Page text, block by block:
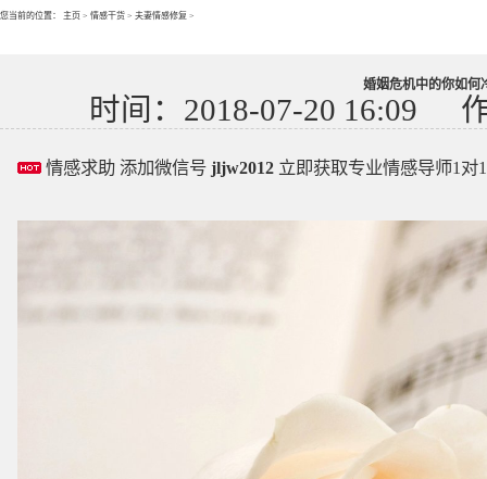
您当前的位置： 主页 > 情感干货 > 夫妻情感修复 >
婚姻危机中的你如何
时间：2018-07-20 16:09
情感求助 添加微信号 jljw2012 立即获取专业情感导师1对